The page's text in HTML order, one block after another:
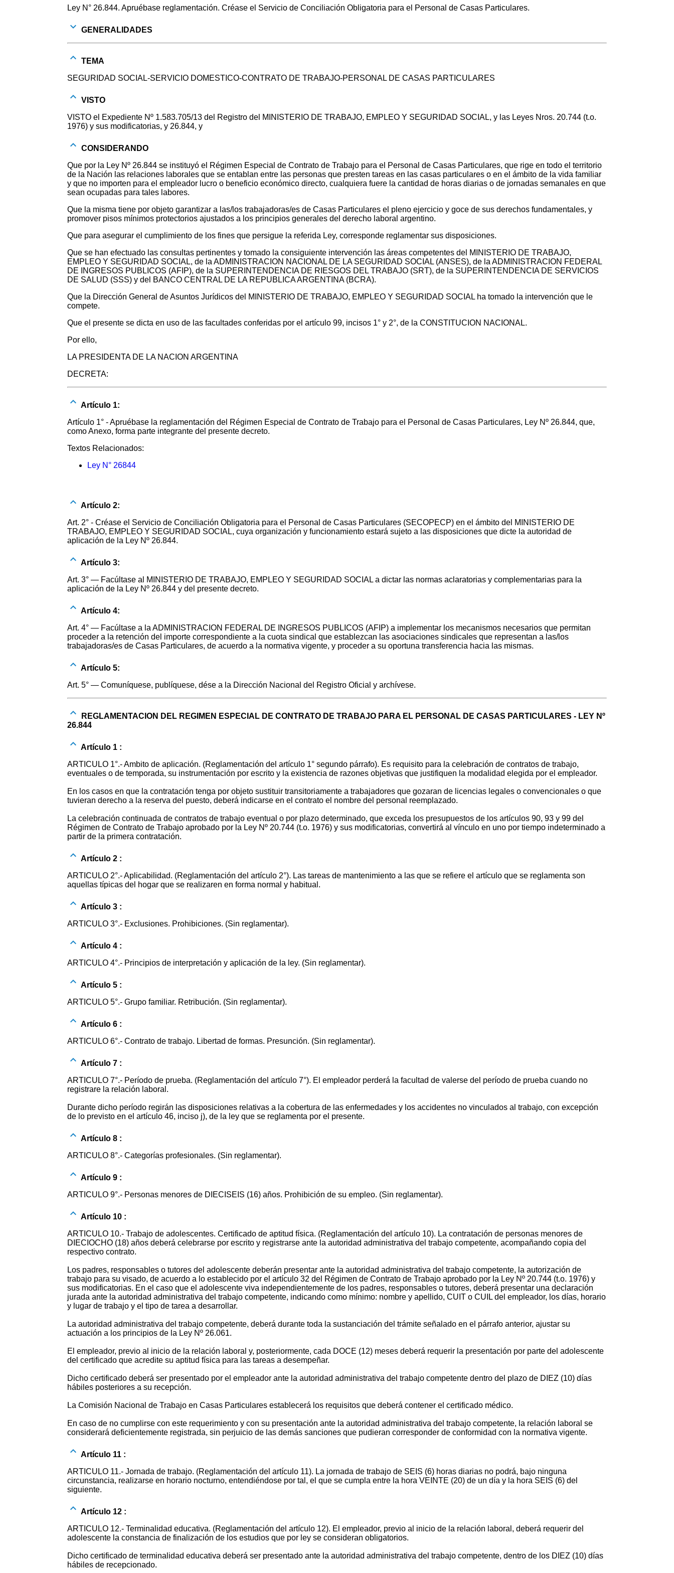
Ley N° 26.844. Apruébase reglamentación. Créase el Servicio de Conciliación Obligatoria para el Personal de Casas Particulares.
GENERALIDADES
TEMA
SEGURIDAD SOCIAL-SERVICIO DOMESTICO-CONTRATO DE TRABAJO-PERSONAL DE CASAS PARTICULARES
VISTO
VISTO el Expediente Nº 1.583.705/13 del Registro del MINISTERIO DE TRABAJO, EMPLEO Y SEGURIDAD SOCIAL, y las Leyes Nros. 20.744 (t.o.
1976) y sus modificatorias, y 26.844, y
CONSIDERANDO
Que por la Ley Nº 26.844 se instituyó el Régimen Especial de Contrato de Trabajo para el Personal de Casas Particulares, que rige en todo el territorio
de la Nación las relaciones laborales que se entablan entre las personas que presten tareas en las casas particulares o en el ámbito de la vida familiar
y que no importen para el empleador lucro o beneficio económico directo, cualquiera fuere la cantidad de horas diarias o de jornadas semanales en que
sean ocupadas para tales labores.
Que la misma tiene por objeto garantizar a las/los trabajadoras/es de Casas Particulares el pleno ejercicio y goce de sus derechos fundamentales, y
promover pisos mínimos protectorios ajustados a los principios generales del derecho laboral argentino.
Que para asegurar el cumplimiento de los fines que persigue la referida Ley, corresponde reglamentar sus disposiciones.
Que se han efectuado las consultas pertinentes y tomado la consiguiente intervención las áreas competentes del MINISTERIO DE TRABAJO,
EMPLEO Y SEGURIDAD SOCIAL, de la ADMINISTRACION NACIONAL DE LA SEGURIDAD SOCIAL (ANSES), de la ADMINISTRACION FEDERAL
DE INGRESOS PUBLICOS (AFIP), de la SUPERINTENDENCIA DE RIESGOS DEL TRABAJO (SRT), de la SUPERINTENDENCIA DE SERVICIOS
DE SALUD (SSS) y del BANCO CENTRAL DE LA REPUBLICA ARGENTINA (BCRA).
Que la Dirección General de Asuntos Jurídicos del MINISTERIO DE TRABAJO, EMPLEO Y SEGURIDAD SOCIAL ha tomado la intervención que le
compete.
Que el presente se dicta en uso de las facultades conferidas por el artículo 99, incisos 1° y 2°, de la CONSTITUCION NACIONAL.
Por ello,
LA PRESIDENTA DE LA NACION ARGENTINA
DECRETA:
Artículo 1:
Artículo 1° - Apruébase la reglamentación del Régimen Especial de Contrato de Trabajo para el Personal de Casas Particulares, Ley Nº 26.844, que,
como Anexo, forma parte integrante del presente decreto.
Textos Relacionados:
Ley N° 26844
Artículo 2:
Art. 2° - Créase el Servicio de Conciliación Obligatoria para el Personal de Casas Particulares (SECOPECP) en el ámbito del MINISTERIO DE
TRABAJO, EMPLEO Y SEGURIDAD SOCIAL, cuya organización y funcionamiento estará sujeto a las disposiciones que dicte la autoridad de
aplicación de la Ley Nº 26.844.
Artículo 3:
Art. 3° — Facúltase al MINISTERIO DE TRABAJO, EMPLEO Y SEGURIDAD SOCIAL a dictar las normas aclaratorias y complementarias para la
aplicación de la Ley Nº 26.844 y del presente decreto.
Artículo 4:
Art. 4° — Facúltase a la ADMINISTRACION FEDERAL DE INGRESOS PUBLICOS (AFIP) a implementar los mecanismos necesarios que permitan
proceder a la retención del importe correspondiente a la cuota sindical que establezcan las asociaciones sindicales que representan a las/los
trabajadoras/es de Casas Particulares, de acuerdo a la normativa vigente, y proceder a su oportuna transferencia hacia las mismas.
Artículo 5:
Art. 5° — Comuníquese, publíquese, dése a la Dirección Nacional del Registro Oficial y archívese.
REGLAMENTACION DEL REGIMEN ESPECIAL DE CONTRATO DE TRABAJO PARA EL PERSONAL DE CASAS PARTICULARES - LEY Nº
26.844
Artículo 1 :
ARTICULO 1°.- Ambito de aplicación. (Reglamentación del artículo 1° segundo párrafo). Es requisito para la celebración de contratos de trabajo,
eventuales o de temporada, su instrumentación por escrito y la existencia de razones objetivas que justifiquen la modalidad elegida por el empleador.
En los casos en que la contratación tenga por objeto sustituir transitoriamente a trabajadores que gozaran de licencias legales o convencionales o que
tuvieran derecho a la reserva del puesto, deberá indicarse en el contrato el nombre del personal reemplazado.
La celebración continuada de contratos de trabajo eventual o por plazo determinado, que exceda los presupuestos de los artículos 90, 93 y 99 del
Régimen de Contrato de Trabajo aprobado por la Ley Nº 20.744 (t.o. 1976) y sus modificatorias, convertirá al vínculo en uno por tiempo indeterminado a
partir de la primera contratación.
Artículo 2 :
ARTICULO 2°.- Aplicabilidad. (Reglamentación del artículo 2°). Las tareas de mantenimiento a las que se refiere el artículo que se reglamenta son
aquellas típicas del hogar que se realizaren en forma normal y habitual.
Artículo 3 :
ARTICULO 3°.- Exclusiones. Prohibiciones. (Sin reglamentar).
Artículo 4 :
ARTICULO 4°.- Principios de interpretación y aplicación de la ley. (Sin reglamentar).
Artículo 5 :
ARTICULO 5°.- Grupo familiar. Retribución. (Sin reglamentar).
Artículo 6 :
ARTICULO 6°.- Contrato de trabajo. Libertad de formas. Presunción. (Sin reglamentar).
Artículo 7 :
ARTICULO 7°.- Período de prueba. (Reglamentación del artículo 7°). El empleador perderá la facultad de valerse del período de prueba cuando no
registrare la relación laboral.
Durante dicho período regirán las disposiciones relativas a la cobertura de las enfermedades y los accidentes no vinculados al trabajo, con excepción
de lo previsto en el artículo 46, inciso j), de la ley que se reglamenta por el presente.
Artículo 8 :
ARTICULO 8°.- Categorías profesionales. (Sin reglamentar).
Artículo 9 :
ARTICULO 9°.- Personas menores de DIECISEIS (16) años. Prohibición de su empleo. (Sin reglamentar).
Artículo 10 :
ARTICULO 10.- Trabajo de adolescentes. Certificado de aptitud física. (Reglamentación del artículo 10). La contratación de personas menores de
DIECIOCHO (18) años deberá celebrarse por escrito y registrarse ante la autoridad administrativa del trabajo competente, acompañando copia del
respectivo contrato.
Los padres, responsables o tutores del adolescente deberán presentar ante la autoridad administrativa del trabajo competente, la autorización de
trabajo para su visado, de acuerdo a lo establecido por el artículo 32 del Régimen de Contrato de Trabajo aprobado por la Ley Nº 20.744 (t.o. 1976) y
sus modificatorias. En el caso que el adolescente viva independientemente de los padres, responsables o tutores, deberá presentar una declaración
jurada ante la autoridad administrativa del trabajo competente, indicando como mínimo: nombre y apellido, CUIT o CUIL del empleador, los días, horario
y lugar de trabajo y el tipo de tarea a desarrollar.
La autoridad administrativa del trabajo competente, deberá durante toda la sustanciación del trámite señalado en el párrafo anterior, ajustar su
actuación a los principios de la Ley Nº 26.061.
El empleador, previo al inicio de la relación laboral y, posteriormente, cada DOCE (12) meses deberá requerir la presentación por parte del adolescente
del certificado que acredite su aptitud física para las tareas a desempeñar.
Dicho certificado deberá ser presentado por el empleador ante la autoridad administrativa del trabajo competente dentro del plazo de DIEZ (10) días
hábiles posteriores a su recepción.
La Comisión Nacional de Trabajo en Casas Particulares establecerá los requisitos que deberá contener el certificado médico.
En caso de no cumplirse con este requerimiento y con su presentación ante la autoridad administrativa del trabajo competente, la relación laboral se
considerará deficientemente registrada, sin perjuicio de las demás sanciones que pudieran corresponder de conformidad con la normativa vigente.
Artículo 11 :
ARTICULO 11.- Jornada de trabajo. (Reglamentación del artículo 11). La jornada de trabajo de SEIS (6) horas diarias no podrá, bajo ninguna
circunstancia, realizarse en horario nocturno, entendiéndose por tal, el que se cumpla entre la hora VEINTE (20) de un día y la hora SEIS (6) del
siguiente.
Artículo 12 :
ARTICULO 12.- Terminalidad educativa. (Reglamentación del artículo 12). El empleador, previo al inicio de la relación laboral, deberá requerir del
adolescente la constancia de finalización de los estudios que por ley se consideran obligatorios.
Dicho certificado de terminalidad educativa deberá ser presentado ante la autoridad administrativa del trabajo competente, dentro de los DIEZ (10) días
hábiles de recepcionado.